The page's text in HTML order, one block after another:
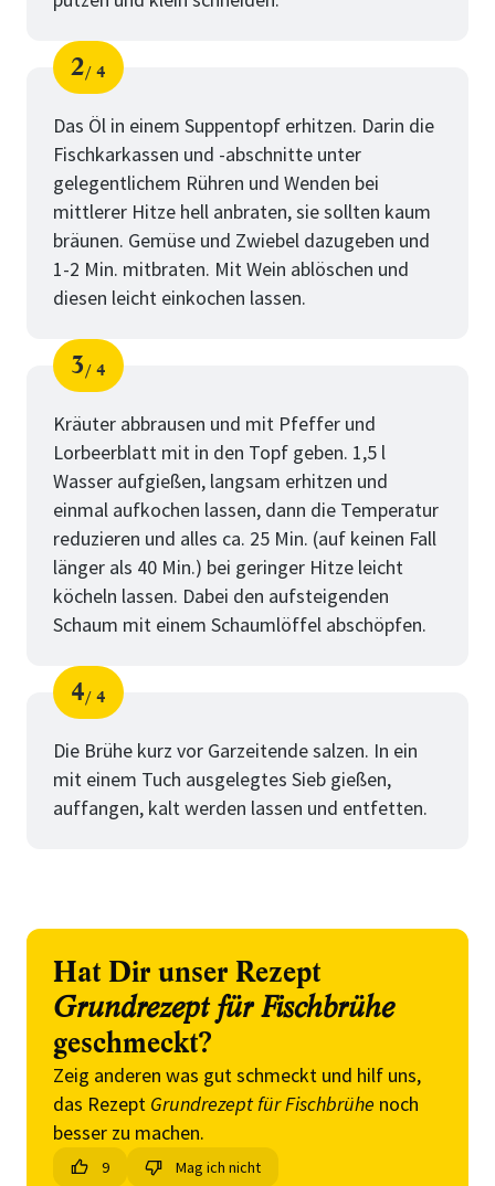
Schritt
2
von
4
Das Öl in einem Suppentopf erhitzen. Darin die
Fischkarkassen und -abschnitte unter
gelegentlichem Rühren und Wenden bei
mittlerer Hitze hell anbraten, sie sollten kaum
bräunen. Gemüse und Zwiebel dazugeben und
1-2 Min. mitbraten. Mit Wein ablöschen und
diesen leicht einkochen lassen.
Schritt
3
von
4
Kräuter abbrausen und mit Pfeffer und
Lorbeerblatt mit in den Topf geben. 1,5 l
Wasser aufgießen, langsam erhitzen und
einmal aufkochen lassen, dann die Temperatur
reduzieren und alles ca. 25 Min. (auf keinen Fall
länger als 40 Min.) bei geringer Hitze leicht
köcheln lassen. Dabei den aufsteigenden
Schaum mit einem Schaumlöffel abschöpfen.
Schritt
4
von
4
Die Brühe kurz vor Garzeitende salzen. In ein
mit einem Tuch ausgelegtes Sieb gießen,
auffangen, kalt werden lassen und entfetten.
Hat Dir unser Rezept
Grundrezept für Fischbrühe
geschmeckt?
Zeig anderen was gut schmeckt und hilf uns,
das Rezept Grundrezept für Fischbrühe noch
besser zu machen.
9 Mag ich nicht